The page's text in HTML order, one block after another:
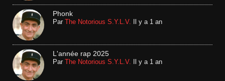
Phonk
Par The Notorious S.Y.L.V. Il y a 1 an
L'année rap 2025
Par The Notorious S.Y.L.V. Il y a 1 an